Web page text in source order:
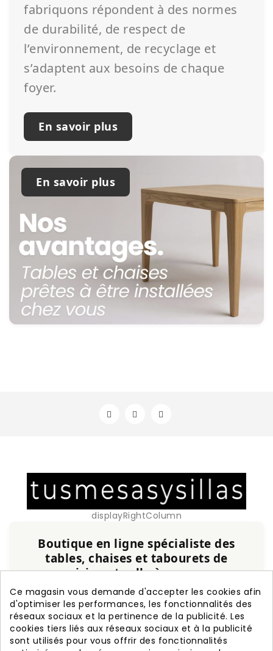
fabriquons répondent à des normes
de durabilité, de respect de
l’environnement, de recyclage et
s’adaptent aux besoins de chaque
foyer.
En savoir plus
En savoir plus
displayRightColumn
Boutique en ligne spécialiste des
tables, chaises et tabourets de
cuisine et salle à manger
Service personnalisé, expérience et qualité
garanties.
+20 ans d'expérience
Fabrication nationale
Ce magasin vous demande d'accepter les cookies afin
d'optimiser les performances, les fonctionnalités des
réseaux sociaux et la pertinence de la publicité. Les
cookies tiers liés aux réseaux sociaux et à la publicité
sont utilisés pour vous offrir des fonctionnalités